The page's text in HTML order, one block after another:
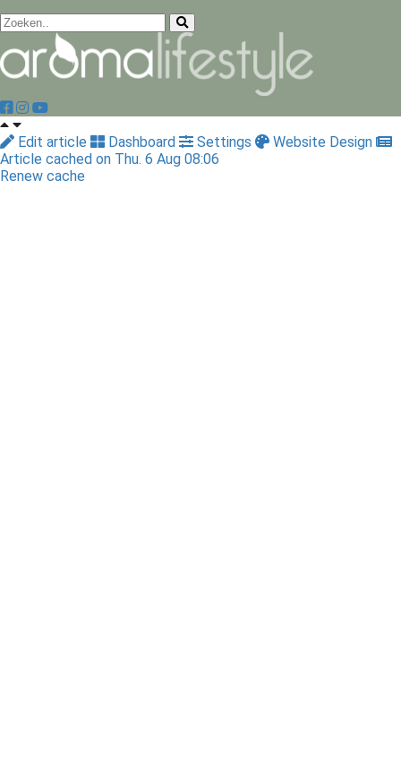
Edit article Dashboard Settings
Website Design
Article cached on Thu. 6 Aug 08:06
Renew cache